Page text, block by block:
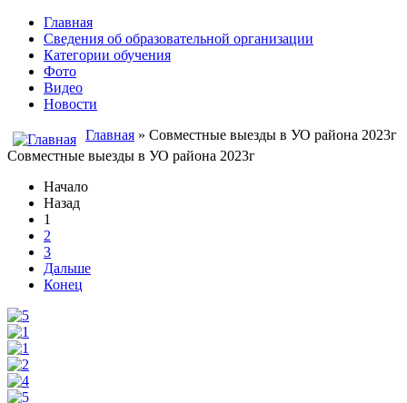
Главная
Сведения об образовательной организации
Категории обучения
Фото
Видео
Новости
Главная » Cовместные выезды в УО района 2023г
Cовместные выезды в УО района 2023г
Начало
Назад
1
2
3
Дальше
Конец